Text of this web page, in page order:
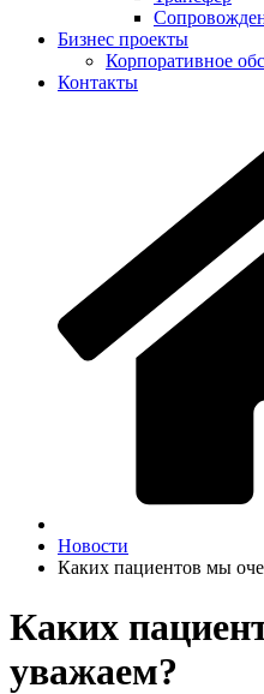
Бизнес проекты
Корпоративное
Контакты
Новости
Каких пациентов мы
Каких
уважаем?